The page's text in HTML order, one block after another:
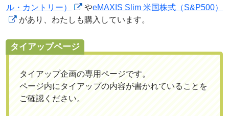
ル・カントリー） やeMAXIS Slim 米国株式（S&P500）
があり、わたしも購入しています。
タイアップページ
タイアップ企画の専用ページです。
ページ内にタイアップの内容が書かれていることを
ご確認ください。